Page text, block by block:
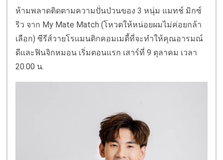
ห้ามพลาดติดตามความปั่นป่วนของ 3 หนุ่ม แมทช์ มิกซ์
ริว จาก My Mate Match (โหวตให้หน่อยผมไม่ค่อยกล้า
เลือก) ซีรีส์วายโรแมนติกคอมเมดี้ที่จะทำให้คุณอารมณ์
ดีและฟินจิกหมอน เริ่มตอนแรก เสาร์ที่ 9 ตุลาคม เวลา
20.00 น.